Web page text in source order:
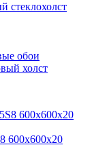
стеклохолст
обои
холст
600x600x20